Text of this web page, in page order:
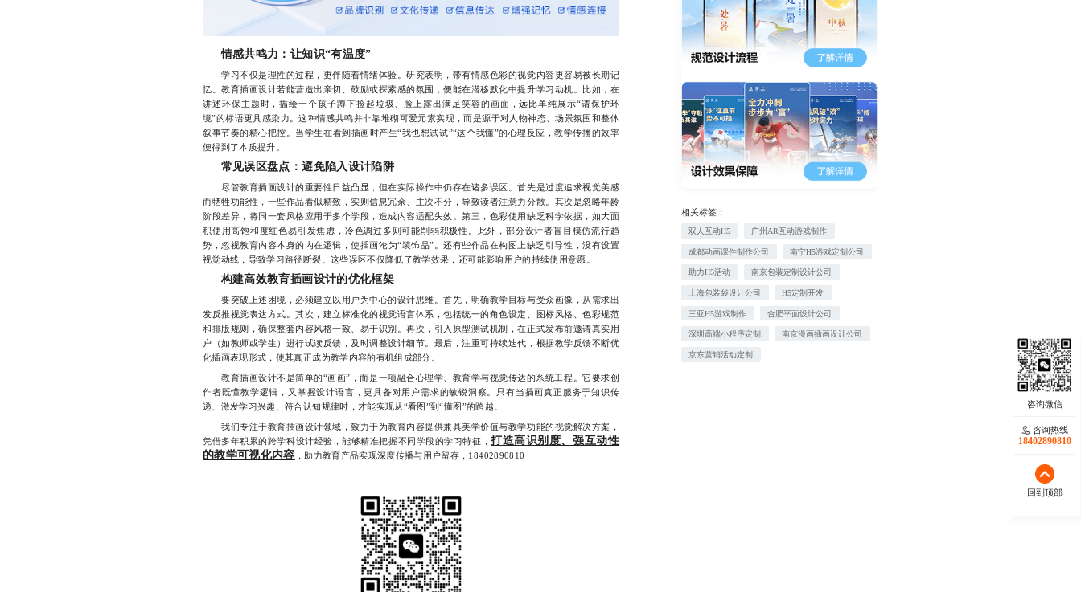
情感共鸣力：让知识“有温度”
学习不仅是理性的过程，更伴随着情绪体验。研究表明，带有情感色彩的视觉内容更容易被长期记
忆。教育插画设计若能营造出亲切、鼓励或探索感的氛围，便能在潜移默化中提升学习动机。比如，在
讲述环保主题时，描绘一个孩子蹲下捡起垃圾、脸上露出满足笑容的画面，远比单纯展示“请保护环
境”的标语更具感染力。这种情感共鸣并非靠堆砌可爱元素实现，而是源于对人物神态、场景氛围和整体
叙事节奏的精心把控。当学生在看到插画时产生“我也想试试”“这个我懂”的心理反应，教学传播的效率
便得到了本质提升。
常见误区盘点：避免陷入设计陷阱
尽管教育插画设计的重要性日益凸显，但在实际操作中仍存在诸多误区。首先是过度追求视觉美感
而牺牲功能性，一些作品看似精致，实则信息冗余、主次不分，导致读者注意力分散。其次是忽略年龄
阶段差异，将同一套风格应用于多个学段，造成内容适配失效。第三，色彩使用缺乏科学依据，如大面
积使用高饱和度红色易引发焦虑，冷色调过多则可能削弱积极性。此外，部分设计者盲目模仿流行趋
势，忽视教育内容本身的内在逻辑，使插画沦为“装饰品”。还有些作品在构图上缺乏引导性，没有设置
视觉动线，导致学习路径断裂。这些误区不仅降低了教学效果，还可能影响用户的持续使用意愿。
构建高效教育插画设计的优化框架
要突破上述困境，必须建立以用户为中心的设计思维。首先，明确教学目标与受众画像，从需求出
发反推视觉表达方式。其次，建立标准化的视觉语言体系，包括统一的角色设定、图标风格、色彩规范
和排版规则，确保整套内容风格一致、易于识别。再次，引入原型测试机制，在正式发布前邀请真实用
户（如教师或学生）进行试读反馈，及时调整设计细节。最后，注重可持续迭代，根据教学反馈不断优
化插画表现形式，使其真正成为教学内容的有机组成部分。
教育插画设计不是简单的“画画”，而是一项融合心理学、教育学与视觉传达的系统工程。它要求创
作者既懂教学逻辑，又掌握设计语言，更具备对用户需求的敏锐洞察。只有当插画真正服务于知识传
递、激发学习兴趣、符合认知规律时，才能实现从“看图”到“懂图”的跨越。
我们专注于教育插画设计领域，致力于为教育内容提供兼具美学价值与教学功能的视觉解决方案，
凭借多年积累的跨学科设计经验，能够精准把握不同学段的学习特征，打造高识别度、强互动性
的教学可视化内容 ，助力教育产品实现深度传播与用户留存，18402890810
相关标签：
双人互动H5 广州AR互动游戏制作
成都动画课件制作公司 南宁H5游戏定制公司
助力H5活动 南京包装定制设计公司
上海包装袋设计公司 H5定制开发
三亚H5游戏制作 合肥平面设计公司
深圳高端小程序定制 南京漫画插画设计公司
京东营销活动定制
咨询热线
18402890810
回到顶部